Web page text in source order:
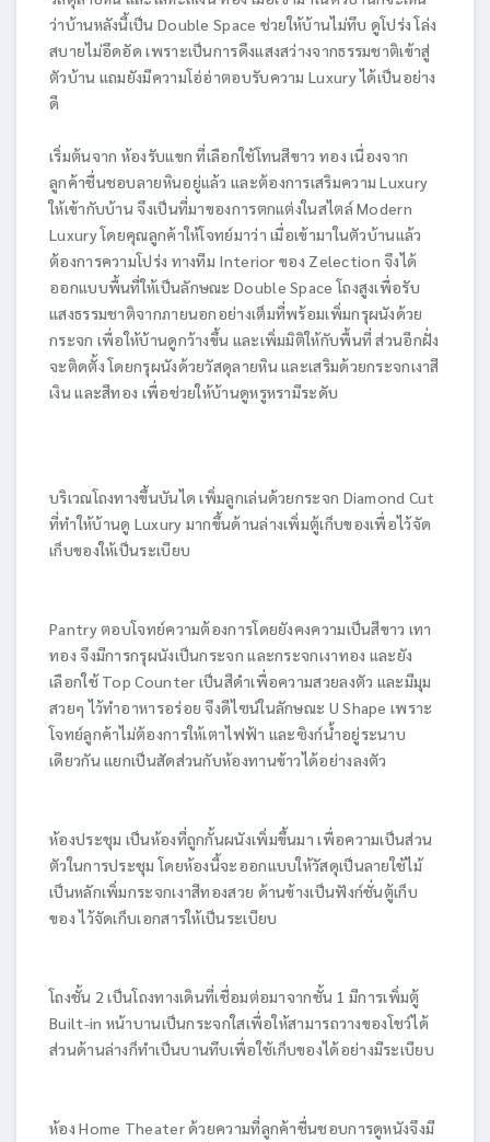
ว่าบ้านหลังนี้เป็น Double Space ช่วยให้บ้านไม่ทึบ ดูโปร่ง โล่ง
สบายไม่อึดอัด เพราะเป็นการดึงแสงสว่างจากธรรมชาติเข้าสู่
ตัวบ้าน แถมยังมีความโอ่อ่าตอบรับความ Luxury ได้เป็นอย่าง
ดี
เริ่มต้นจาก ห้องรับแขก ที่เลือกใช้โทนสีขาว ทอง เนื่องจาก
ลูกค้าชื่นชอบลายหินอยู่แล้ว และต้องการเสริมความ Luxury
ให้เข้ากับบ้าน จึงเป็นที่มาของการตกแต่งในสไตล์ Modern
Luxury โดยคุณลูกค้าให้โจทย์มาว่า เมื่อเข้ามาในตัวบ้านแล้ว
ต้องการความโปร่ง ทางทีม Interior ของ Zelection จึงได้
ออกแบบพื้นที่ให้เป็นลักษณะ Double Space โถงสูงเพื่อรับ
แสงธรรมชาติจากภายนอกอย่างเต็มที่พร้อมเพิ่มกรุผนังด้วย
กระจก เพื่อให้บ้านดูกว้างขึ้น และเพิ่มมิติให้กับพื้นที่ ส่วนอีกฝั่ง
จะติดตั้ง โดยกรุผนังด้วยวัสดุลายหิน และเสริมด้วยกระจกเงาสี
เงิน และสีทอง เพื่อช่วยให้บ้านดูหรูหรามีระดับ
บริเวณโถงทางขึ้นบันได เพิ่มลูกเล่นด้วยกระจก Diamond Cut
ที่ทำให้บ้านดู Luxury มากขึ้นด้านล่างเพิ่มตู้เก็บของเพื่อไว้จัด
เก็บของให้เป็นระเบียบ
Pantry ตอบโจทย์ความต้องการโดยยังคงความเป็นสีขาว เทา
ทอง จึงมีการกรุผนังเป็นกระจก และกระจกเงาทอง และยัง
เลือกใช้ Top Counter เป็นสีดำเพื่อความสวยลงตัว และมีมุม
สวยๆ ไว้ทำอาหารอร่อย จึงดีไซน์ในลักษณะ U Shape เพราะ
โจทย์ลูกค้าไม่ต้องการให้เตาไฟฟ้า และซิงก์น้ำอยู่ระนาบ
เดียวกัน แยกเป็นสัดส่วนกับห้องทานข้าวได้อย่างลงตัว
ห้องประชุม เป็นห้องที่ถูกกั้นผนังเพิ่มขึ้นมา เพื่อความเป็นส่วน
ตัวในการประชุม โดยห้องนี้จะออกแบบให้วัสดุเป็นลายใช้ไม้
เป็นหลักเพิ่มกระจกเงาสีทองสวย ด้านข้างเป็นฟังก์ชั่นตู้เก็บ
ของ ไว้จัดเก็บเอกสารให้เป็นระเบียบ
โถงชั้น 2 เป็นโถงทางเดินที่เชื่อมต่อมาจากชั้น 1 มีการเพิ่มตู้
Built-in หน้าบานเป็นกระจกใสเพื่อให้สามารถวางของโชว์ได้
ส่วนด้านล่างก็ทำเป็นบานทึบเพื่อใช้เก็บของได้อย่างมีระเบียบ
ห้อง Home Theater ด้วยความที่ลูกค้าชื่นชอบการดูหนังจึงมี